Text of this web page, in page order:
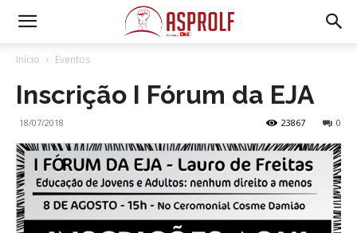
Início Eventos
Inscrição I Fórum da EJA
18/07/2018 0
23867